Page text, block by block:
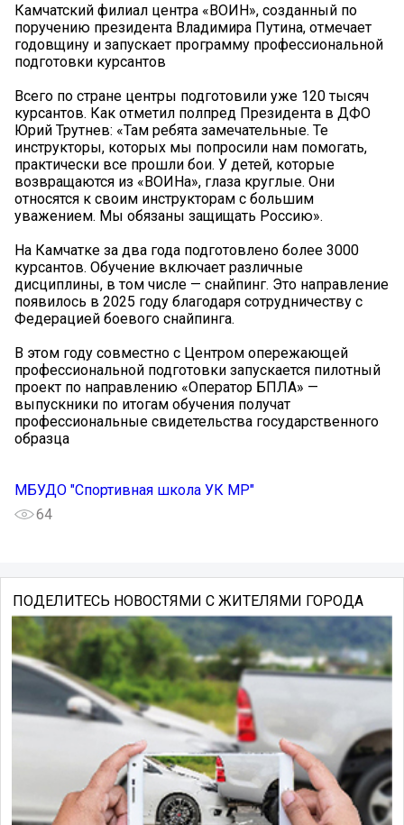
Камчатский филиал центра «ВОИН», созданный по
поручению президента Владимира Путина, отмечает
годовщину и запускает программу профессиональной
подготовки курсантов
Всего по стране центры подготовили уже 120 тысяч
курсантов. Как отметил полпред Президента в ДФО
Юрий Трутнев: «Там ребята замечательные. Те
инструкторы, которых мы попросили нам помогать,
практически все прошли бои. У детей, которые
возвращаются из «ВОИНа», глаза круглые. Они
относятся к своим инструкторам с большим
уважением. Мы обязаны защищать Россию».
На Камчатке за два года подготовлено более 3000
курсантов. Обучение включает различные
дисциплины, в том числе — снайпинг. Это направление
появилось в 2025 году благодаря сотрудничеству с
Федерацией боевого снайпинга.
В этом году совместно с Центром опережающей
профессиональной подготовки запускается пилотный
проект по направлению «Оператор БПЛА» —
выпускники по итогам обучения получат
профессиональные свидетельства государственного
образца
МБУДО "Спортивная школа УК МР"
64
ПОДЕЛИТЕСЬ НОВОСТЯМИ С ЖИТЕЛЯМИ ГОРОДА